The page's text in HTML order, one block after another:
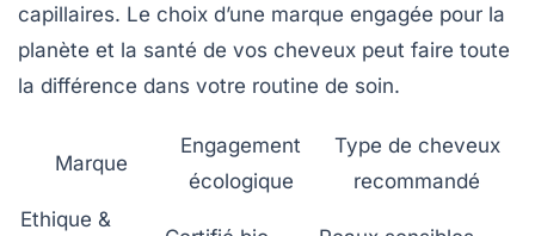
capillaires. Le choix d’une marque engagée pour la
planète et la santé de vos cheveux peut faire toute
la différence dans votre routine de soin.
Marque
Engagement
écologique
Type de cheveux
recommandé
Ethique &